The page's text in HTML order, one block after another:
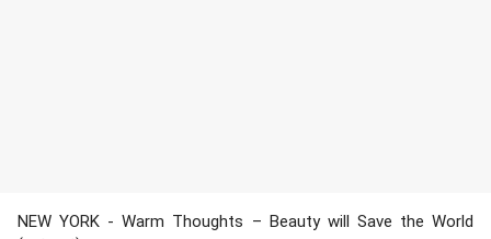
NEW YORK - Warm Thoughts – Beauty will Save the World